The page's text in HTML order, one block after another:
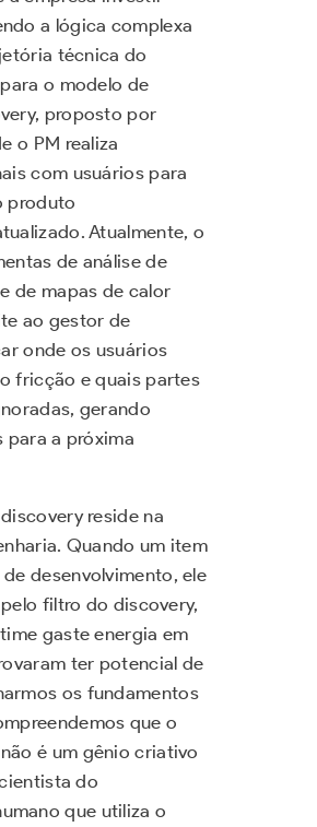
a lógica complexa
técnica do
o modelo de
proposto por
o PM realiza
com usuários para
produto
Atualmente, o
de análise de
de mapas de calor
ao gestor de
onde os usuários
fricção e quais partes
gerando
para a próxima
reside na
Quando um item
desenvolvimento, ele
filtro do discovery,
gaste energia em
ter potencial de
os fundamentos
que o
é um gênio criativo
do
que utiliza o